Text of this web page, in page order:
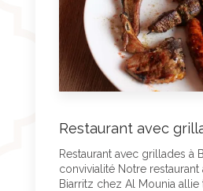
Restaurant avec
Restaurant avec grillades à
convivialité Notre
Biarritz chez Al Mounia allie